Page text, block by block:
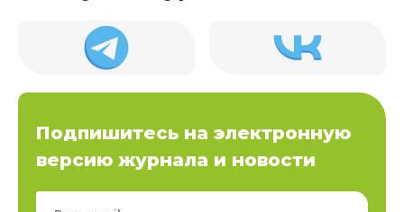
Подпишитесь на электронную
версию журнала и новости